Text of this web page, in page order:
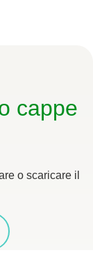
cappe
o scaricare il